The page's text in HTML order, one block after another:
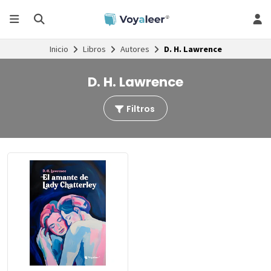
Inicio Libros Autores D. H. Lawrence
D. H. Lawrence
Filtros